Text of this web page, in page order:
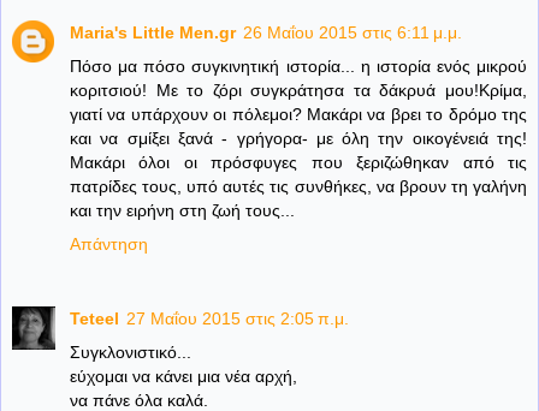
Maria's Little Men.gr 26 Μαΐου 2015 στις 6:11 μ.μ.
Πόσο μα πόσο συγκινητική ιστορία... η ιστορία ενός μικρού
κοριτσιού! Με το ζόρι συγκράτησα τα δάκρυά μου!Κρίμα,
γιατί να υπάρχουν οι πόλεμοι? Μακάρι να βρει το δρόμο της
και να σμίξει ξανά - γρήγορα- με όλη την οικογένειά της!
Μακάρι όλοι οι πρόσφυγες που ξεριζώθηκαν από τις
πατρίδες τους, υπό αυτές τις συνθήκες, να βρουν τη γαλήνη
και την ειρήνη στη ζωή τους...
Απάντηση
Teteel 27 Μαΐου 2015 στις 2:05 π.μ.
Συγκλονιστικό...
εύχομαι να κάνει μια νέα αρχή,
να πάνε όλα καλά.